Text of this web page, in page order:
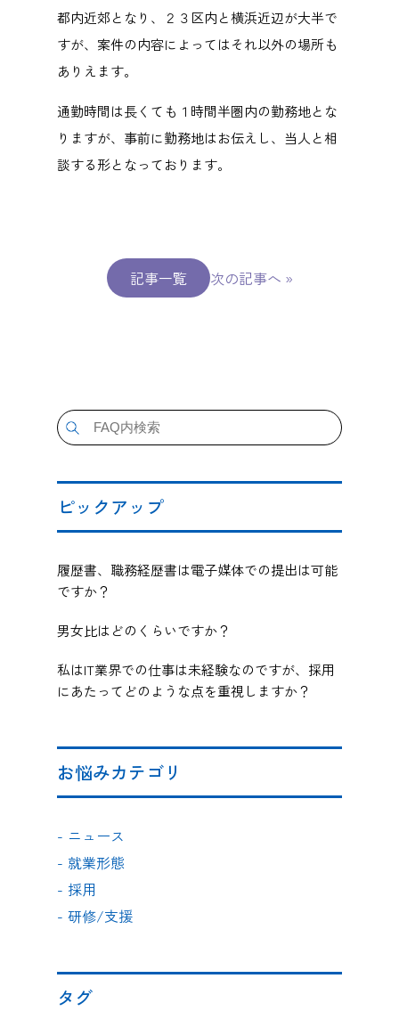
都内近郊となり、２３区内と横浜近辺が大半で
すが、案件の内容によってはそれ以外の場所も
ありえます。
通勤時間は長くても１時間半圏内の勤務地とな
りますが、事前に勤務地はお伝えし、当人と相
談する形となっております。
記事一覧 次の記事へ »
ピックアップ
履歴書、職務経歴書は電子媒体での提出は可能
ですか？
男女比はどのくらいですか？
私はIT業界での仕事は未経験なのですが、採用
にあたってどのような点を重視しますか？
お悩みカテゴリ
- ニュース
- 就業形態
- 採用
- 研修/支援
タグ